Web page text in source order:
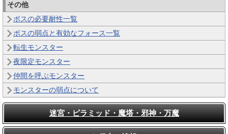
その他
ボスの必要耐性一覧
ボスの弱点と有効なフォース一覧
転生モンスター
夜限定モンスター
仲間を呼ぶモンスター
モンスターの弱点について
迷宮・ピラミッド・魔塔・邪神・万魔